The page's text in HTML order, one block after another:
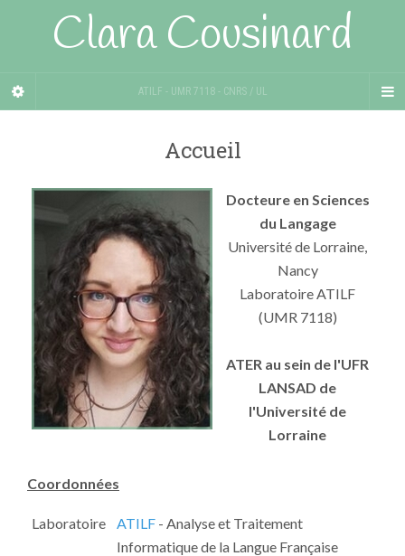
Clara Cousinard
ATILF - UMR 7118 - CNRS / UL
Accueil
Docteure en Sciences
du Langage
Université de Lorraine,
Nancy
Laboratoire ATILF
(UMR 7118)
ATER au sein de l'UFR
LANSAD de
l'Université de
Lorraine
Coordonnées
Laboratoire ATILF - Analyse et Traitement
Informatique de la Langue Française